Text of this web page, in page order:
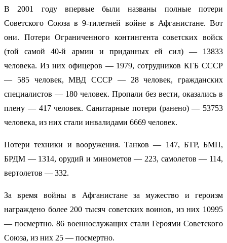
В 2001 году впервые были названы полные потери
Советского Союза в 9-тилетней войне в Афганистане. Вот
они. Потери Ограниченного контингента советских войск
(той самой 40-й армии и приданных ей сил) — 13833
человека. Из них офицеров — 1979, сотрудников КГБ СССР
— 585 человек, МВД СССР — 28 человек, гражданских
специалистов — 180 человек. Пропали без вести, оказались в
плену — 417 человек. Санитарные потери (ранено) — 53753
человека, из них стали инвалидами 6669 человек.
Потери техники и вооружения. Танков — 147, БТР, БМП,
БРДМ — 1314, орудий и минометов — 223, самолетов — 114,
вертолетов — 332.
За время войны в Афганистане за мужество и героизм
награждено более 200 тысяч советских воинов, из них 10995
— посмертно. 86 военнослужащих стали Героями Советского
Союза, из них 25 — посмертно.